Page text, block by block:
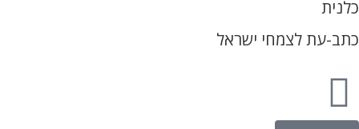
כלנית
כתב-עת לצמחי ישראל